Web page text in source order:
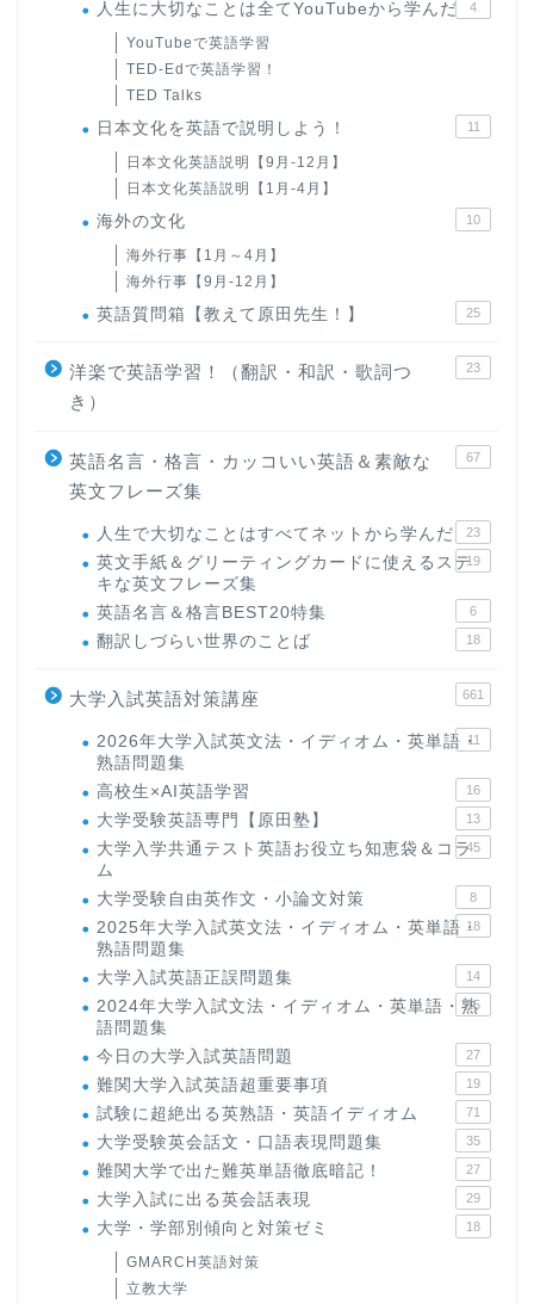
人生に大切なことは全てYouTubeから学んだ 4
YouTubeで英語学習
TED-Edで英語学習！
TED Talks
日本文化を英語で説明しよう！ 11
日本文化英語説明【9月-12月】
日本文化英語説明【1月-4月】
海外の文化 10
海外行事【1月～4月】
海外行事【9月-12月】
英語質問箱【教えて原田先生！】 25
洋楽で英語学習！（翻訳・和訳・歌詞つ
き）
23
英語名言・格言・カッコいい英語＆素敵な
英文フレーズ集
67
人生で大切なことはすべてネットから学んだ 23
英文手紙＆グリーティングカードに使えるステ
キな英文フレーズ集
19
英語名言＆格言BEST20特集 6
翻訳しづらい世界のことば 18
大学入試英語対策講座 661
2026年大学入試英文法・イディオム・英単語・
熟語問題集
11
高校生×AI英語学習 16
大学受験英語専門【原田塾】 13
大学入学共通テスト英語お役立ち知恵袋＆コラ
ム
45
大学受験自由英作文・小論文対策 8
2025年大学入試英文法・イディオム・英単語・
熟語問題集
18
大学入試英語正誤問題集 14
2024年大学入試文法・イディオム・英単語・熟
語問題集
15
今日の大学入試英語問題 27
難関大学入試英語超重要事項 19
試験に超絶出る英熟語・英語イディオム 71
大学受験英会話文・口語表現問題集 35
難関大学で出た難英単語徹底暗記！ 27
大学入試に出る英会話表現 29
大学・学部別傾向と対策ゼミ 18
GMARCH英語対策
立教大学